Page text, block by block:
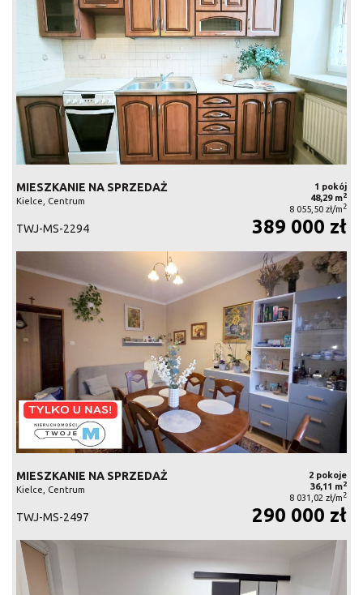
MIESZKANIE NA SPRZEDAŻ
Kielce, Centrum
1 pokój
48,29 m2
8 055,50 zł/m 2
TWJ-MS-2294 389 000 zł
MIESZKANIE NA SPRZEDAŻ
Kielce, Centrum
2 pokoje
36,11 m2
8 031,02 zł/m 2
TWJ-MS-2497 290 000 zł